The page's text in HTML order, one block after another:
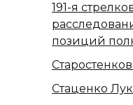
191-я
позиций
Стаценко